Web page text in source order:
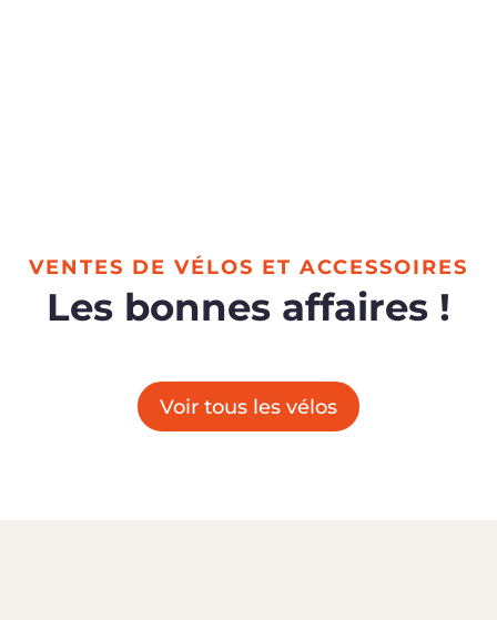
VENTES DE VÉLOS ET ACCESSOIRES
Les bonnes affaires !
Voir tous les vélos